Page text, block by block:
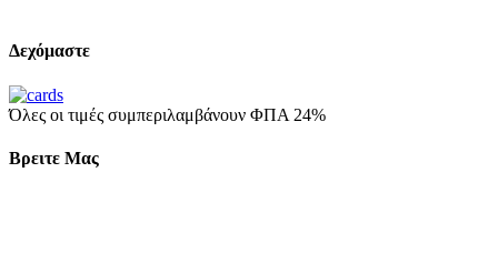
Δεχόμαστε
Όλες οι τιμές συμπεριλαμβάνουν ΦΠΑ 24%
Βρειτε Μας